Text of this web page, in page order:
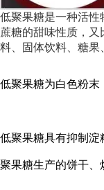
低聚果糖是一种活性
蔗糖的甜味性质，
料、固体饮料、糖果
低聚果糖为白色粉末
低聚果糖具有抑制淀
聚果糖生产的饼干、